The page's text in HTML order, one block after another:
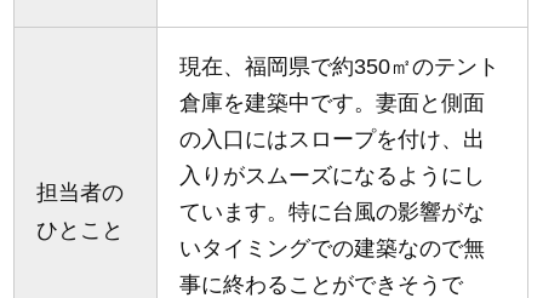
担当者の
ひとこと
現在、福岡県で約350㎡のテント
倉庫を建築中です。妻面と側面
の入口にはスロープを付け、出
入りがスムーズになるようにし
ています。特に台風の影響がな
いタイミングでの建築なので無
事に終わることができそうで